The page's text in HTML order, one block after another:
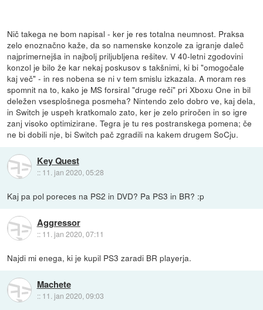
Nič takega ne bom napisal - ker je res totalna neumnost. Praksa
zelo enoznačno kaže, da so namenske konzole za igranje daleč
najprimernejša in najbolj priljubljena rešitev. V 40-letni zgodovini
konzol je bilo že kar nekaj poskusov s takšnimi, ki bi "omogočale
kaj več" - in res nobena se ni v tem smislu izkazala. A moram res
spomnit na to, kako je MS forsiral "druge reči" pri Xboxu One in bil
deležen vsesplošnega posmeha? Nintendo zelo dobro ve, kaj dela,
in Switch je uspeh kratkomalo zato, ker je zelo priročen in so igre
zanj visoko optimizirane. Tegra je tu res postranskega pomena; če
ne bi dobili nje, bi Switch pač zgradili na kakem drugem SoCju.
Key Quest
:: 11. jan 2020, 05:28
Kaj pa pol poreces na PS2 in DVD? Pa PS3 in BR? :p
Aggressor
:: 11. jan 2020, 07:11
Najdi mi enega, ki je kupil PS3 zaradi BR playerja.
Machete
:: 11. jan 2020, 09:03